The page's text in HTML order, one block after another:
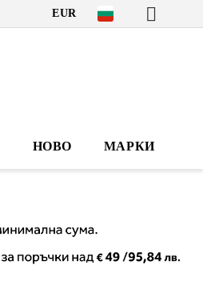
EUR
НОВО МАРКИ